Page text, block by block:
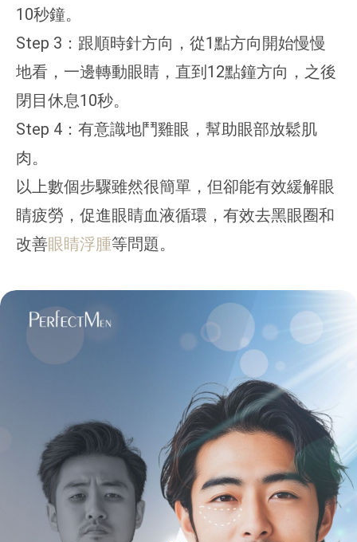
10秒鐘。
Step 3：跟順時針方向，從1點方向開始慢慢
地看，一邊轉動眼睛，直到12點鐘方向，之後
閉目休息10秒。
Step 4：有意識地鬥雞眼，幫助眼部放鬆肌
肉。
以上數個步驟雖然很簡單，但卻能有效緩解眼
睛疲勞，促進眼睛血液循環，有效去黑眼圈和
改善眼睛浮腫等問題。